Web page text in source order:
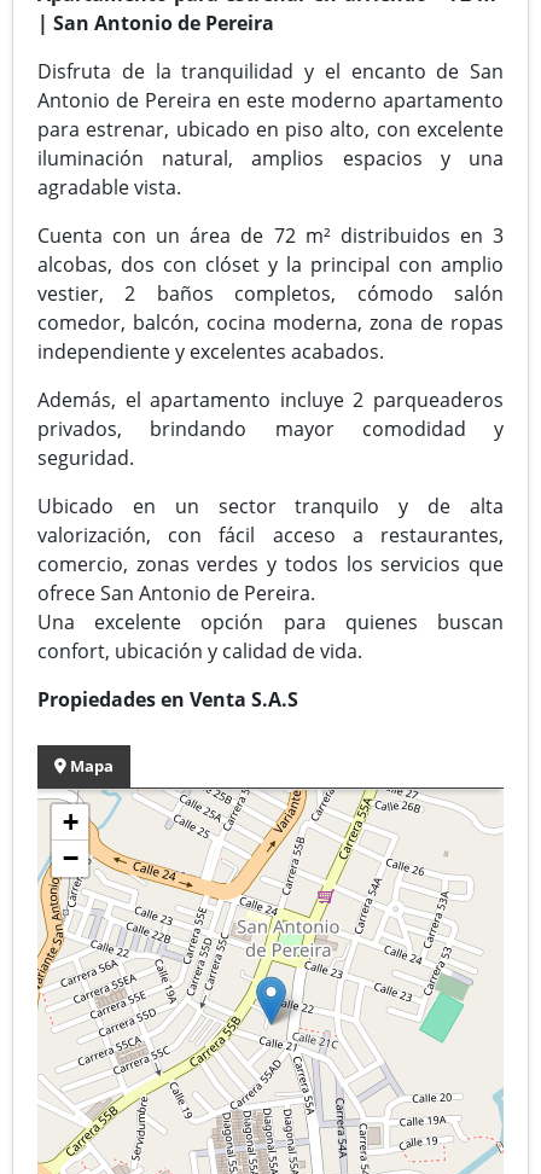
| San Antonio de Pereira
Disfruta de la tranquilidad y el encanto de San
Antonio de Pereira en este moderno apartamento
para estrenar, ubicado en piso alto, con excelente
iluminación natural, amplios espacios y una
agradable vista.
Cuenta con un área de 72 m² distribuidos en 3
alcobas, dos con clóset y la principal con amplio
vestier, 2 baños completos, cómodo salón
comedor, balcón, cocina moderna, zona de ropas
independiente y excelentes acabados.
Además, el apartamento incluye 2 parqueaderos
privados, brindando mayor comodidad y
seguridad.
Ubicado en un sector tranquilo y de alta
valorización, con fácil acceso a restaurantes,
comercio, zonas verdes y todos los servicios que
ofrece San Antonio de Pereira.
Una excelente opción para quienes buscan
confort, ubicación y calidad de vida.
Propiedades en Venta S.A.S
Mapa
+
−